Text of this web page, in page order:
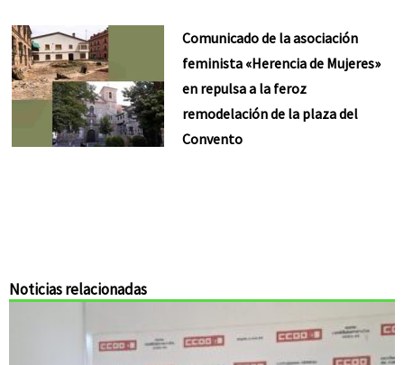
Comunicado de la asociación
feminista «Herencia de Mujeres»
en repulsa a la feroz
remodelación de la plaza del
Convento
Noticias relacionadas